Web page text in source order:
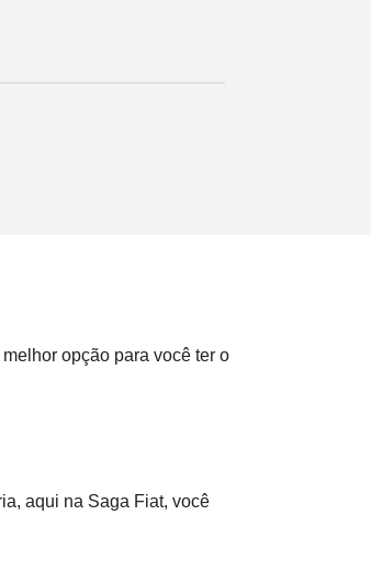
melhor opção para você ter o
aqui na Saga Fiat, você